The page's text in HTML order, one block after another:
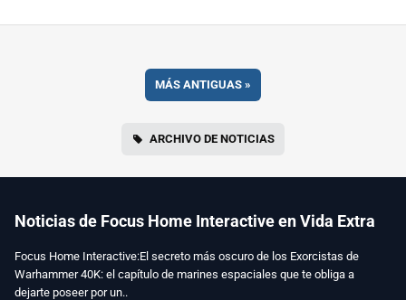
MÁS ANTIGUAS »
ARCHIVO DE NOTICIAS
Noticias de Focus Home Interactive en Vida Extra
Focus Home Interactive:El secreto más oscuro de los Exorcistas de
Warhammer 40K: el capítulo de marines espaciales que te obliga a
dejarte poseer por un..